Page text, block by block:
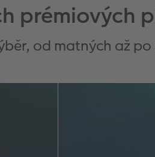
prémiových
od matných až